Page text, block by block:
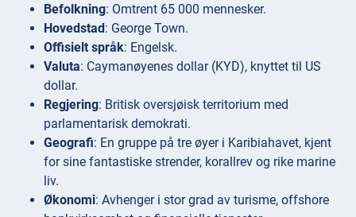
Befolkning: Omtrent 65 000 mennesker.
Hovedstad: George Town.
Offisielt språk: Engelsk.
Valuta: Caymanøyenes dollar (KYD), knyttet til US
dollar.
Regjering: Britisk oversjøisk territorium med
parlamentarisk demokrati.
Geografi: En gruppe på tre øyer i Karibiahavet, kjent
for sine fantastiske strender, korallrev og rike marine
liv.
Økonomi: Avhenger i stor grad av turisme, offshore